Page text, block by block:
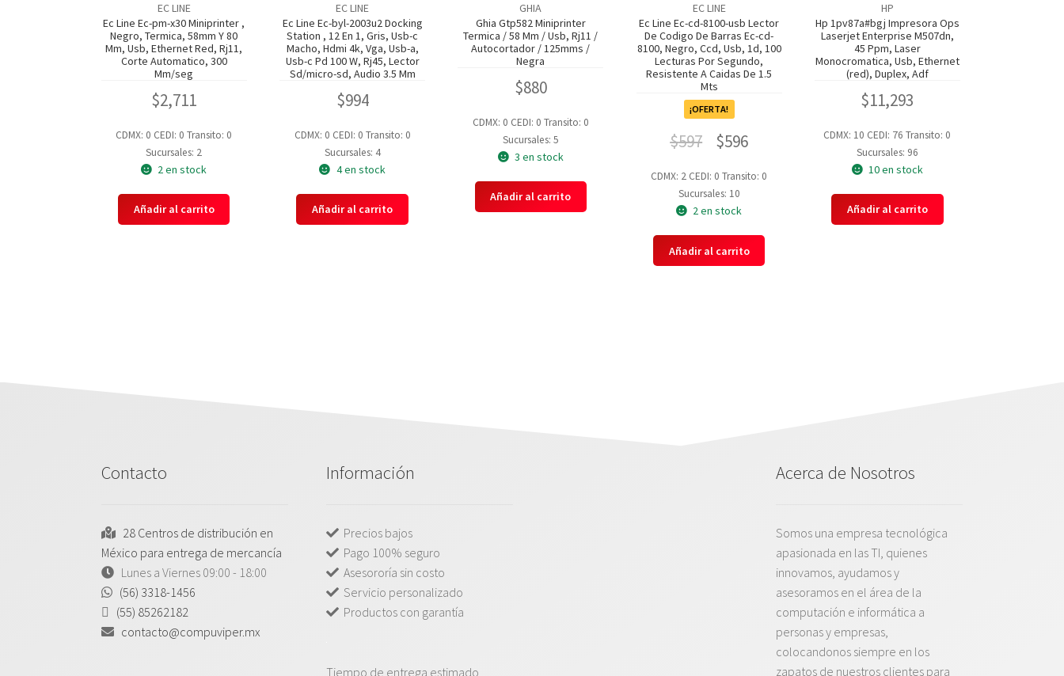
EC LINE
Ec Line Ec-pm-x30 Miniprinter ,
Negro, Termica, 58mm Y 80
Mm, Usb, Ethernet Red, Rj11,
Corte Automatico, 300
Mm/seg
$2,711
CDMX: 0 CEDI: 0Transito: 0
Sucursales: 2
2 en stock
Añadir al carrito
EC LINE
Ec Line Ec-byl-2003u2 Docking
Station , 12 En 1, Gris, Usb-c
Macho, Hdmi 4k, Vga, Usb-a,
Usb-c Pd 100 W, Rj45, Lector
Sd/micro-sd, Audio 3.5 Mm
$994
CDMX: 0 CEDI: 0 Transito: 0
Sucursales: 4
4 en stock
Añadir al carrito
GHIA
Ghia Gtp582 Miniprinter
Termica / 58 Mm / Usb, Rj11 /
Autocortador / 125mms /
Negra
$880
CDMX: 0 CEDI: 0 Transito: 0
Sucursales: 5
3 en stock
Añadir al carrito
EC LINE
Ec Line Ec-cd-8100-usb Lector
De Codigo De Barras Ec-cd-
8100, Negro, Ccd, Usb, 1d, 100
Lecturas Por Segundo,
Resistente A Caidas De 1.5
Mts
¡OFERTA!
$597 $596
CDMX: 2 CEDI: 0Transito: 0
Sucursales: 10
2 en stock
Añadir al carrito
HP
Hp 1pv87a#bgj Impresora Ops
Laserjet Enterprise M507dn,
45 Ppm, Laser
Monocromatica, Usb, Ethernet
(red), Duplex, Adf
$11,293
CDMX: 10 CEDI: 76Transito: 0
Sucursales: 96
10 en stock
Añadir al carrito
Contacto
28 Centros de distribución en
México para entrega de mercancía
Lunes a Viernes 09:00 - 18:00
(56) 3318-1456
(55) 85262182
contacto@compuviper.mx
Información
Precios bajos
Pago 100% seguro
Asesororía sin costo
Servicio personalizado
Productos con garantía
Tiempo de entrega estimado
Acerca de Nosotros
Somos una empresa tecnológica
apasionada en las TI, quienes
innovamos, ayudamos y
asesoramos en el área de la
computación e informática a
personas y empresas,
colocandonos siempre en los
zapatos de nuestros clientes para